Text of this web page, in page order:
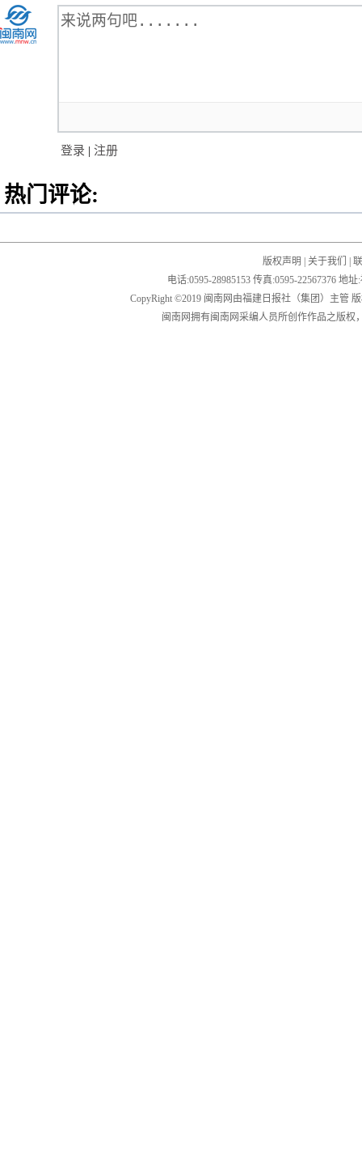
登录 | 注册
热门评论:
版权声明 | 关于我们 |
电话:0595-28985153 传真:0595-22567376 地
CopyRight ©2019 闽南网由福建日报社（集团）主管
闽南网拥有闽南网采编人员所创作作品之版